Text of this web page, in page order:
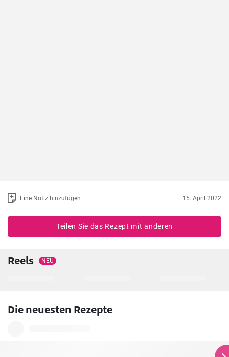
Eine Notiz hinzufügen 15. April 2022
Teilen Sie das Rezept mit anderen
Reels NEU
Die neuesten Rezepte